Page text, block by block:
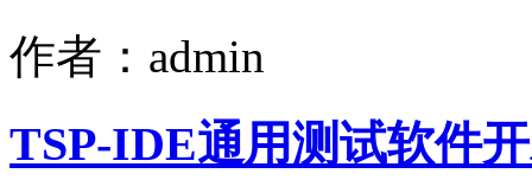
作者：admin
TSP-IDE通用测试软件